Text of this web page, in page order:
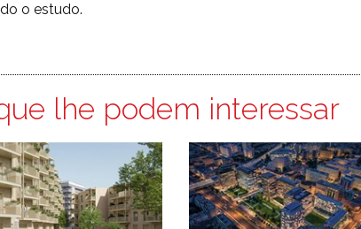
o estudo.
lhe podem interessar